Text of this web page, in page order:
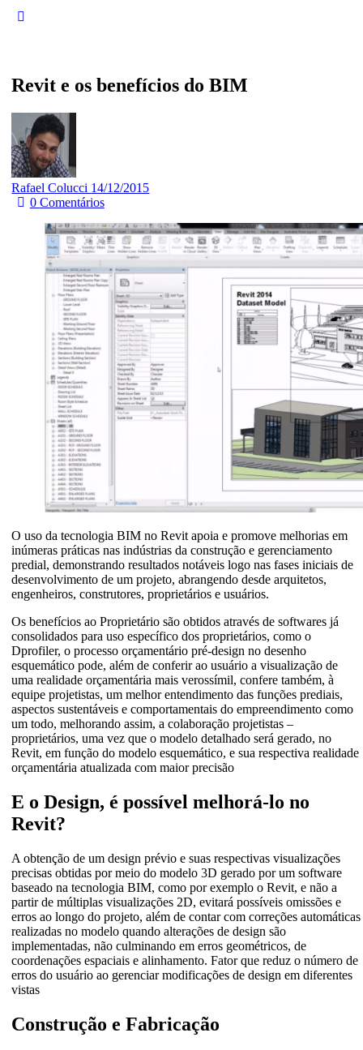
Revit e os benefícios do BIM
Rafael Colucci 14/12/2015
0 Comentários
O uso da tecnologia BIM no Revit apoia e promove melhorias em
inúmeras práticas nas indústrias da construção e gerenciamento
predial, demonstrando resultados notáveis logo nas fases iniciais de
desenvolvimento de um projeto, abrangendo desde arquitetos,
engenheiros, construtores, proprietários e usuários.
Os benefícios ao Proprietário são obtidos através de softwares já
consolidados para uso específico dos proprietários, como o
Dprofiler, o processo orçamentário pré-design no desenho
esquemático pode, além de conferir ao usuário a visualização de
uma realidade orçamentária mais verossímil, confere também, à
equipe projetistas, um melhor entendimento das funções prediais,
aspectos sustentáveis e comportamentais do empreendimento como
um todo, melhorando assim, a colaboração projetistas –
proprietários, uma vez que o modelo detalhado será gerado, no
Revit, em função do modelo esquemático, e sua respectiva realidade
orçamentária atualizada com maior precisão
E o Design, é possível melhorá-lo no
Revit?
A obtenção de um design prévio e suas respectivas visualizações
precisas obtidas por meio do modelo 3D gerado por um software
baseado na tecnologia BIM, como por exemplo o Revit, e não a
partir de múltiplas visualizações 2D, evitará possíveis omissões e
erros ao longo do projeto, além de contar com correções automáticas
realizadas no modelo quando alterações de design são
implementadas, não culminando em erros geométricos, de
coordenações espaciais e alinhamento. Fator que reduz o número de
erros do usuário ao gerenciar modificações de design em diferentes
vistas
Construção e Fabricação